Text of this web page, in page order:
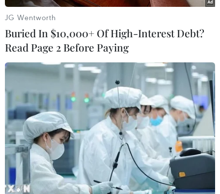
#Khánh Hòa #Cam Ranh
#Tàu ngầm Hà Nội
#Thượng cờ
TP. Hà Nội Việt Nam
Theo dõi VietnamPlus
JG Wentworth
Buried In $10,000+ Of High-Interest Debt?
Read Page 2 Before Paying